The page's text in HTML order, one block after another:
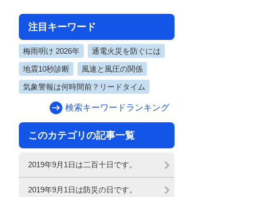
注目キーワード
梅雨明け 2026年 通電火災を防ぐには
地震10秒診断 風速と風圧の関係
気象警報は何時間前？リードタイム
検索キーワードランキング
このカテゴリの記事一覧
2019年9月1日は二百十日です。
2019年9月1日は防災の日です。